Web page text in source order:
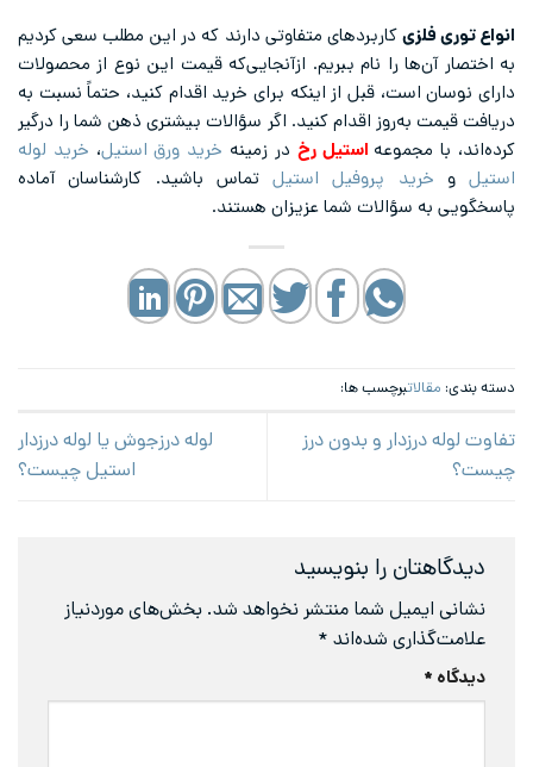
انواع توری فلزیکاربردهای متفاوتی دارند که در این مطلب سعی کردیم
به اختصار آن‌ها را نام ببریم. ازآنجایی‌که قیمت این نوع از محصولات
دارای نوسان است، قبل از اینکه برای خرید اقدام کنید، حتماً نسبت به
دریافت قیمت به‌روز اقدام کنید. اگر سؤالات بیشتری ذهن شما را درگیر
کرد‌ه‌اند، با مجموعه استیل رخ در زمینه خرید ورق استیل، خرید لوله
استیل و خرید پروفیل استیل تماس باشید. کارشناسان آماده
پاسخگویی به سؤالات شما عزیزان هستند.
دسته بندی: مقالاتبرچسب ها:
تفاوت لوله درزدار و بدون درز
چیست؟
لوله درزجوش یا لوله درزدار
استیل چیست؟
دیدگاهتان را بنویسید
نشانی ایمیل شما منتشر نخواهد شد. بخش‌های موردنیاز
علامت‌گذاری شده‌اند *
دیدگاه *